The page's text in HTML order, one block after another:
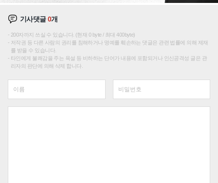
기사댓글0개
200자까지 쓰실 수 있습니다. (현재 0 byte / 최대 400byte)
저작권 등 다른 사람의 권리를 침해하거나 명예를 훼손하는 댓글은 관련 법률에 의해 제재
를 받을 수 있습니다.
타인에게 불쾌감을 주는 욕설 등 비하하는 단어가 내용에 포함되거나 인신공격성 글은 관
리자의 판단에 의해 삭제 합니다.